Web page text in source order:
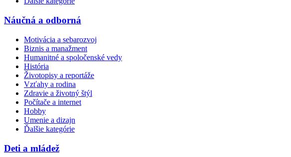
Náučná a odborná
Motivácia a sebarozvoj
Biznis a manažment
Humanitné a spoločenské vedy
História
Životopisy a reportáže
Vzťahy a rodina
Zdravie a životný štýl
Počítače a internet
Hobby
Umenie a dizajn
Ďalšie kategórie
Deti a mládež